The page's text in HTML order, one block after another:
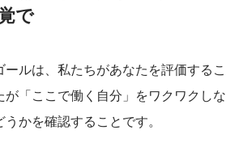
で
ールは、私たちがあなたを評価するこ
が「ここで働く自分」をワクワクしな
かを確認することです。